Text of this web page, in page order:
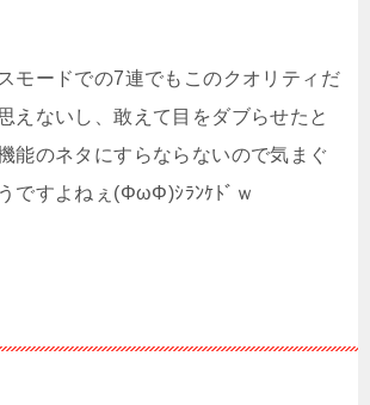
モードでの7連でもこのクオリティだ
えないし、敢えて目をダブらせたと
能のネタにすらならないので気まぐ
ですよねぇ(ΦωΦ)ｼﾗﾝｹﾄﾞｗ